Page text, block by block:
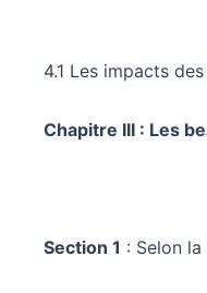
4.1 Les impacts
Chapitre III : Les
Section 1 : Selon